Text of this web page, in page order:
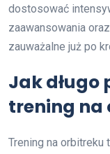
dostosować
zaawansowania
zauważalne już po
Jak długo
trening na
Trening na orbitreku